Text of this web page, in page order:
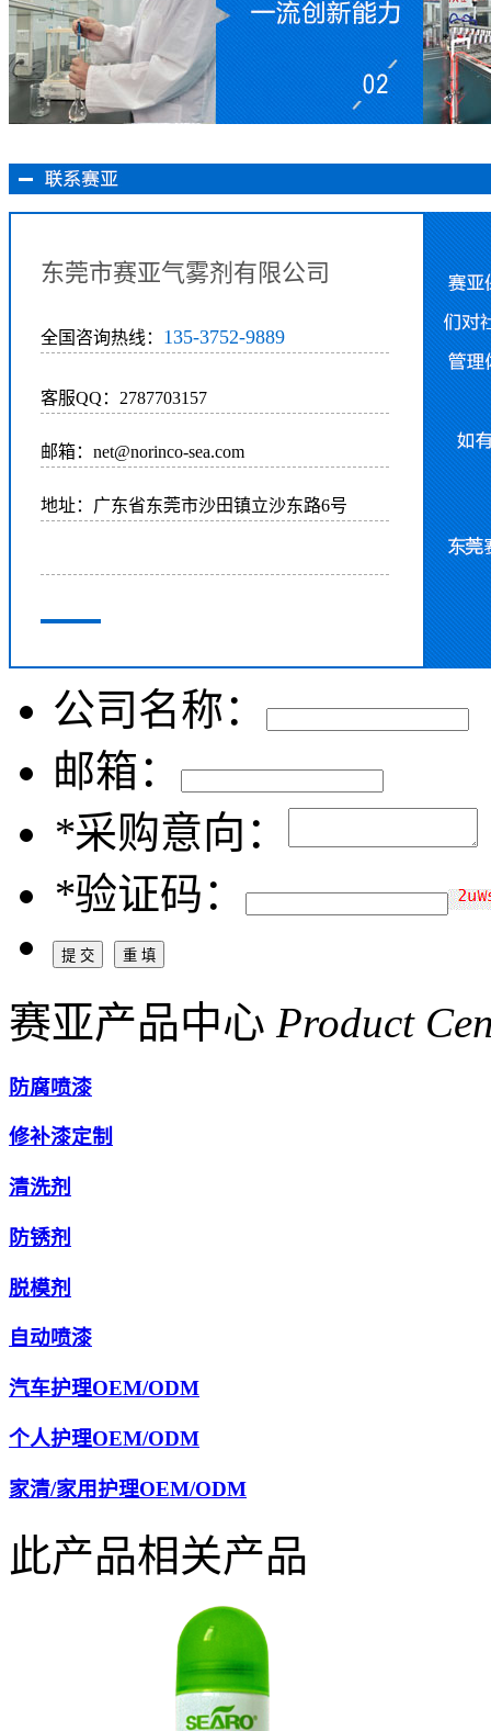
东莞市赛亚气雾剂有限公司
全国咨询热线： 135-3752-9889
客服QQ：2787703157
邮箱：net@norinco-sea.com
地址：广东省东莞市沙田镇立沙东路6号
公司名称：
邮箱：
*采购意向：
*验证码：
赛亚产品中心 Product
防腐喷漆
修补漆定制
清洗剂
防锈剂
脱模剂
自动喷漆
汽车护理OEM/ODM
个人护理OEM/ODM
家清/家用护理OEM/ODM
此产品相关产品